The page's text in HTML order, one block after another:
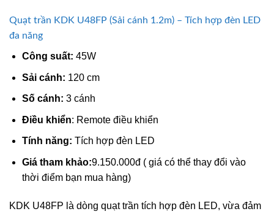
Quạt trần KDK U48FP (Sải cánh 1.2m) – Tích hợp đèn LED
đa năng
Công suất: 45W
Sải cánh: 120 cm
Số cánh: 3 cánh
Điều khiển: Remote điều khiển
Tính năng: Tích hợp đèn LED
Giá tham khảo:9.150.000đ ( giá có thể thay đổi vào
thời điểm bạn mua hàng)
KDK U48FP là dòng quạt trần tích hợp đèn LED, vừa đảm